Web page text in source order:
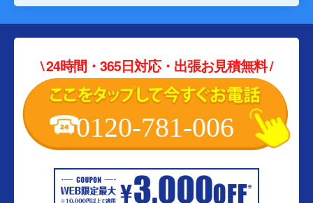
\ 24時間・365日対応・出張お見積無料 /
0120-781-006